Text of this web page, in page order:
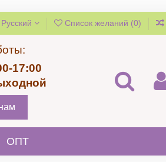
Русский Список желаний (0)
17:00
ОПТ